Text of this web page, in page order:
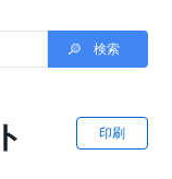
印刷